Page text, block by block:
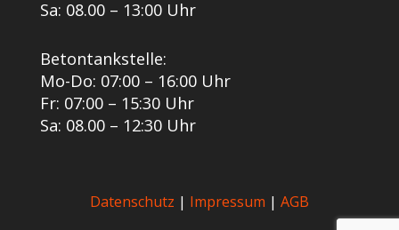
Sa: 08.00 – 13:00 Uhr
Betontankstelle:
Mo-Do: 07:00 – 16:00 Uhr
Fr: 07:00 – 15:30 Uhr
Sa: 08.00 – 12:30 Uhr
Datenschutz | Impressum | AGB